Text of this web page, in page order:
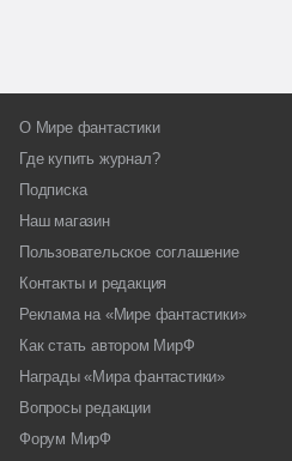
О Мире фантастики
Где купить журнал?
Подписка
Наш магазин
Пользовательское соглашение
Контакты и редакция
Реклама на «Мире фантастики»
Как стать автором МирФ
Награды «Мира фантастики»
Вопросы редакции
Форум МирФ